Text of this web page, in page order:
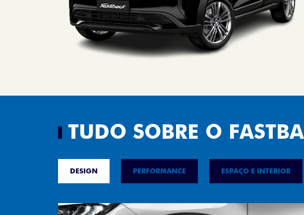
TUDO SOBRE O
DESIGN PERFORMANCE ESPAÇO E INTERIOR